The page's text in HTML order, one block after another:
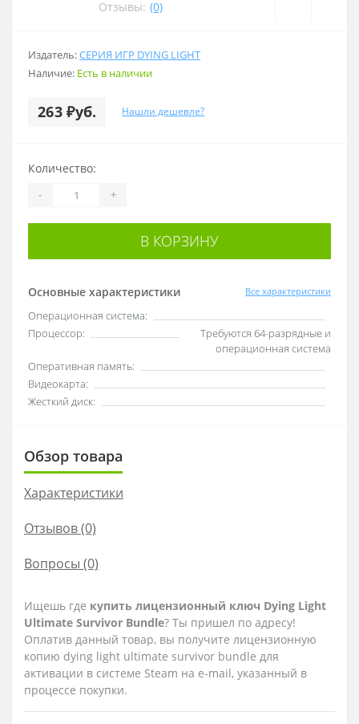
Отзывы: (0)
Издатель:СЕРИЯ ИГР DYING LIGHT
Наличие: Есть в наличии
263 ₽уб. Нашли дешевле?
Основные характеристики Все характеристики
Операционная система:
Процессор:
Требуются 64-разрядные и
операционная система
Оперативная память:
Видеокарта:
Жесткий диск:
Количество:
- +
В КОРЗИНУ
Обзор товара
Характеристики
Отзывов (0)
Вопросы (0)
Ищешь где купить лицензионный ключ Dying Light
Ultimate Survivor Bundle? Ты пришел по адресу!
Оплатив данный товар, вы получите лицензионную
копию dying light ultimate survivor bundle для
активации в системе Steam на e-mail, указанный в
процессе покупки.